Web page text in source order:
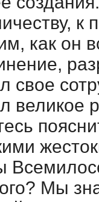
как он
свое
великое
Мы